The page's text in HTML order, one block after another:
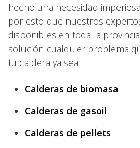
hecho una necesidad
por esto que nuestros
disponibles en toda la
solución cualquier problema
tu caldera ya sea:
Calderas de biomasa
Calderas de gasoil
Calderas de pellets